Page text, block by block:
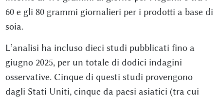
60 e gli 80 grammi giornalieri per i prodotti a base di
soia.
L’analisi ha incluso dieci studi pubblicati fino a
giugno 2025, per un totale di dodici indagini
osservative. Cinque di questi studi provengono
dagli Stati Uniti, cinque da paesi asiatici (tra cui